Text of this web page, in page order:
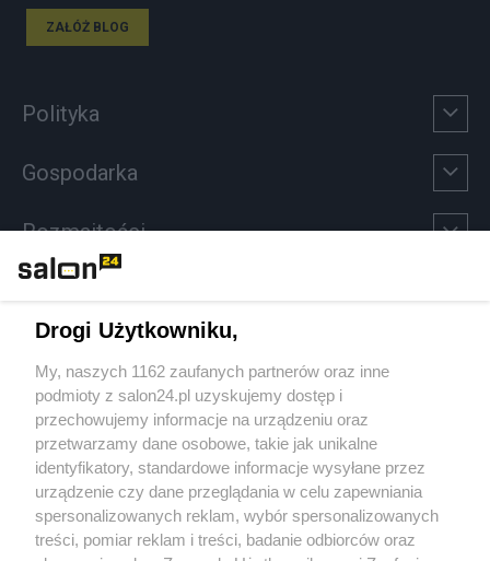
ZAŁÓŻ BLOG
Polityka
Gospodarka
Rozmaitości
Sport
Społeczeństwo
Kultura
Drogi Użytkowniku,
My, naszych 1162 zaufanych partnerów oraz inne
podmioty z salon24.pl uzyskujemy dostęp i
przechowujemy informacje na urządzeniu oraz
przetwarzamy dane osobowe, takie jak unikalne
identyfikatory, standardowe informacje wysyłane przez
urządzenie czy dane przeglądania w celu zapewniania
spersonalizowanych reklam, wybór spersonalizowanych
treści, pomiar reklam i treści, badanie odbiorców oraz